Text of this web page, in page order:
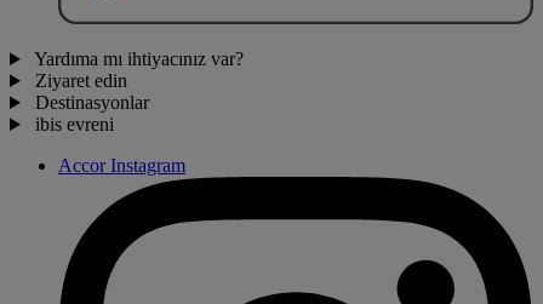
Yardıma mı ihtiyacınız var?
Ziyaret edin
Destinasyonlar
ibis evreni
Accor Instagram